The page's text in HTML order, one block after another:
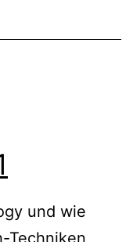
und wie